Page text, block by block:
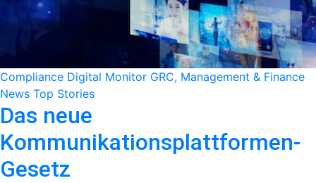
Compliance Digital Monitor GRC, Management & Finance
News Top Stories
Das neue
Kommunikationsplattformen-
Gesetz